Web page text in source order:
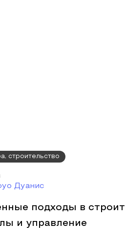
строительство
Дуанис
подходы в
и управление